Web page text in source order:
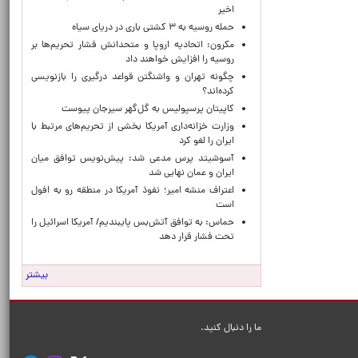
اخیر
حمله روسیه به ۳ کشتی باری در دریای سیاه
مکرون: اتحادیه اروپا و متحدانش فشار تحریم‌ها بر
روسیه را افزایش خواهند داد
چگونه تهران و واشنگتن قواعد درگیری را بازنویسی
کرده‌اند؟
کاپیتان پرسپولیس به گل‌گهر سیرجان پیوست
وزارت خزانه‌داری آمریکا بخشی از تحریم‌های مرتبط با
ایران را لغو کرد
آسوشیتد پرس مدعی شد: پیش‌نویس توافق میان
ایران و عمان نهایی شد
اعتراف منشه امیر؛ نفوذ آمریکا در منطقه رو به افول
است
حماس: به توافق آتش‌بس پایبندیم/ آمریکا اسرائیل را
تحت فشار قرار دهد
بیشتر
ما را دنبال کنید.